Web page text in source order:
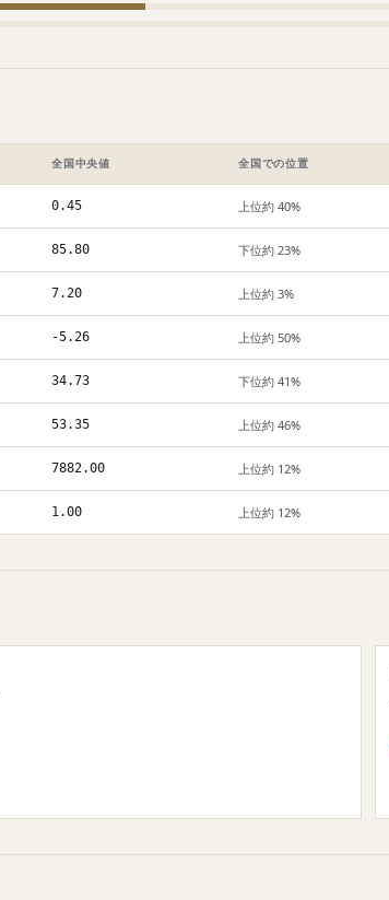
全国中央値 全国での位置
0.45 上位約 40%
85.80 下位約 23%
7.20 上位約 3%
-5.26 上位約 50%
34.73 下位約 41%
53.35 上位約 46%
7882.00 上位約 12%
1.00 上位約 12%